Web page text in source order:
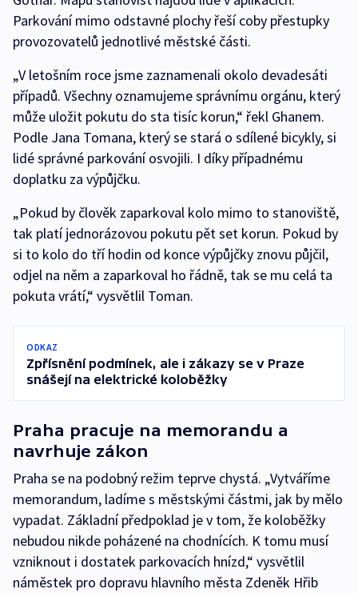
Parkování mimo odstavné plochy řeší coby přestupky
provozovatelů jednotlivé městské části.
„V letošním roce jsme zaznamenali okolo devadesáti
případů. Všechny oznamujeme správnímu orgánu, který
může uložit pokutu do sta tisíc korun,“ řekl Ghanem.
Podle Jana Tomana, který se stará o sdílené bicykly, si
lidé správné parkování osvojili. I díky případnému
doplatku za výpůjčku.
„Pokud by člověk zaparkoval kolo mimo to stanoviště,
tak platí jednorázovou pokutu pět set korun. Pokud by
si to kolo do tří hodin od konce výpůjčky znovu půjčil,
odjel na něm a zaparkoval ho řádně, tak se mu celá ta
pokuta vrátí,“ vysvětlil Toman.
ODKAZ
Zpřísnění podmínek, ale i zákazy se v Praze
snášejí na elektrické koloběžky
Praha pracuje na memorandu a
navrhuje zákon
Praha se na podobný režim teprve chystá. „Vytváříme
memorandum, ladíme s městskými částmi, jak by mělo
vypadat. Základní předpoklad je v tom, že koloběžky
nebudou nikde poházené na chodnících. K tomu musí
vzniknout i dostatek parkovacích hnízd,“ vysvětlil
náměstek pro dopravu hlavního města Zdeněk Hřib